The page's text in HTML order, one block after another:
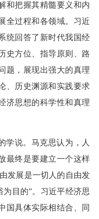
和把握其精髓要义和内
全过程和各领域。习近
统回答了新时代我国经
史方位、指导原则、路
题，展现出强大的真理
、历史渊源和实践要求
济思想的科学性和真理
学说。马克思认为，人
最终是要建立一个这样
发展是一切人的自由发
为目的”。习近平经济思
国具体实际相结合、同